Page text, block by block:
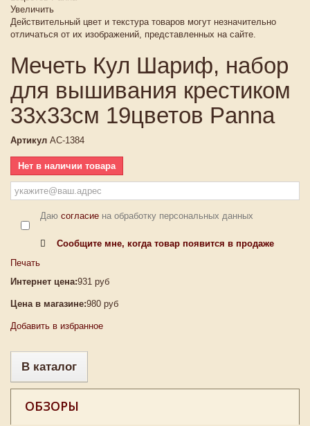
Увеличить
Действительный цвет и текстура товаров могут незначительно
отличаться от их изображений, представленных на сайте.
Мечеть Кул Шариф, набор
для вышивания крестиком
33х33см 19цветов Panna
Артикул АС-1384
Нет в наличии товара
Даю согласие на обработку персональных данных
Сообщите мне, когда товар появится в продаже
Печать
Интернет цена:931 руб
Цена в магазине:980 руб
Добавить в избранное
В каталог
ОБЗОРЫ